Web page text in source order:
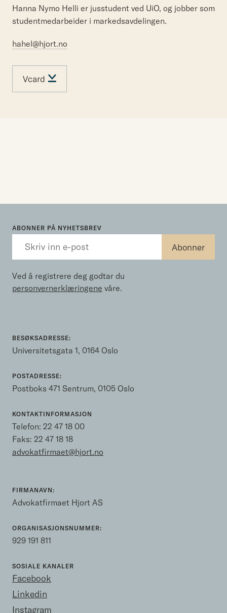
Hanna Nymo Helli er jusstudent ved UiO, og jobber som
studentmedarbeider i markedsavdelingen.
hahel@hjort.no
Vcard
ABONNER PÅ NYHETSBREV
Ved å registrere deg godtar du
personvernerklæringene våre.
BESØKSADRESSE:
Universitetsgata 1, 0164 Oslo
POSTADRESSE:
Postboks 471 Sentrum, 0105 Oslo
KONTAKTINFORMASJON
Telefon: 22 47 18 00
Faks: 22 47 18 18
advokatfirmaet@hjort.no
FIRMANAVN:
Advokatfirmaet Hjort AS
ORGANISASJONSNUMMER:
929 191 811
SOSIALE KANALER
Facebook
Linkedin
Instagram